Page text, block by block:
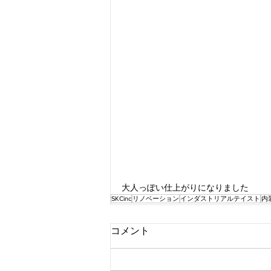
大人っぽい仕上がりになりました
SKCinc リノベーション インダストリアルテイスト 内
コメント